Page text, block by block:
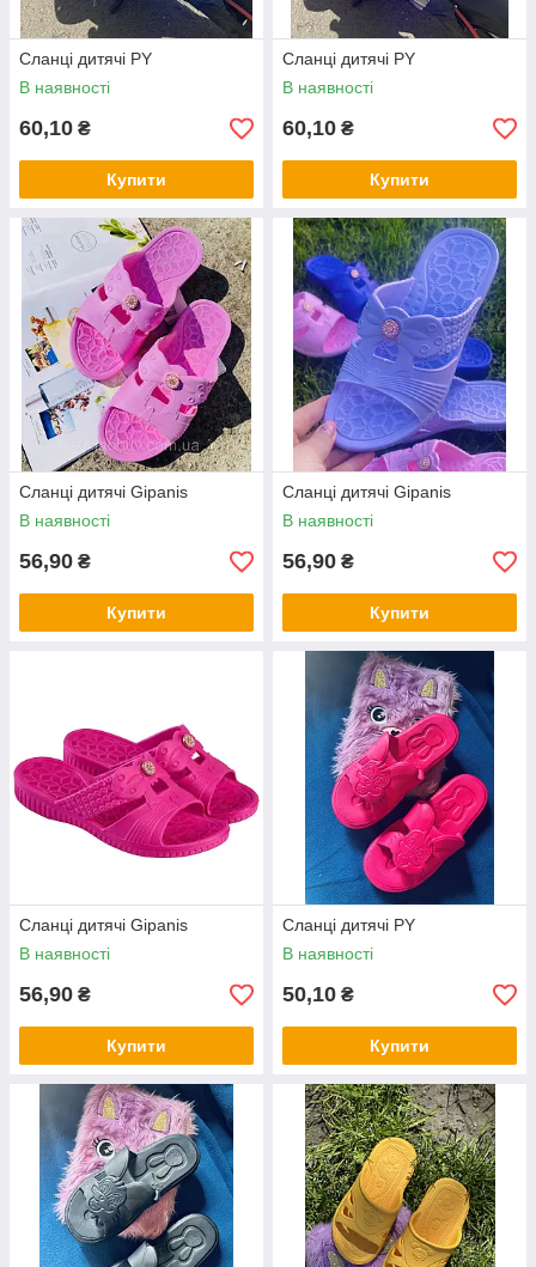
Cланці дитячі PY
В наявності
60,10 ₴
Купити
Cланці дитячі PY
В наявності
60,10 ₴
Купити
Cланці дитячі Gipanis
В наявності
56,90 ₴
Купити
Cланці дитячі Gipanis
В наявності
56,90 ₴
Купити
Cланці дитячі Gipanis
В наявності
56,90 ₴
Купити
Cланці дитячі PY
В наявності
50,10 ₴
Купити